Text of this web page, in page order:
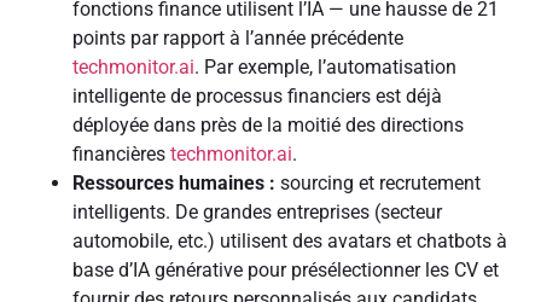
fonctions finance utilisent l’IA — une hausse de 21
points par rapport à l’année précédente
techmonitor.ai. Par exemple, l’automatisation
intelligente de processus financiers est déjà
déployée dans près de la moitié des directions
financières techmonitor.ai.
Ressources humaines : sourcing et recrutement
intelligents. De grandes entreprises (secteur
automobile, etc.) utilisent des avatars et chatbots à
base d’IA générative pour présélectionner les CV et